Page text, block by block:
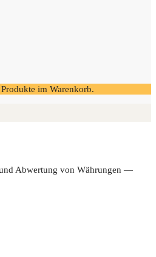
im Warenkorb.
Abwer­tung von Wäh­run­gen —